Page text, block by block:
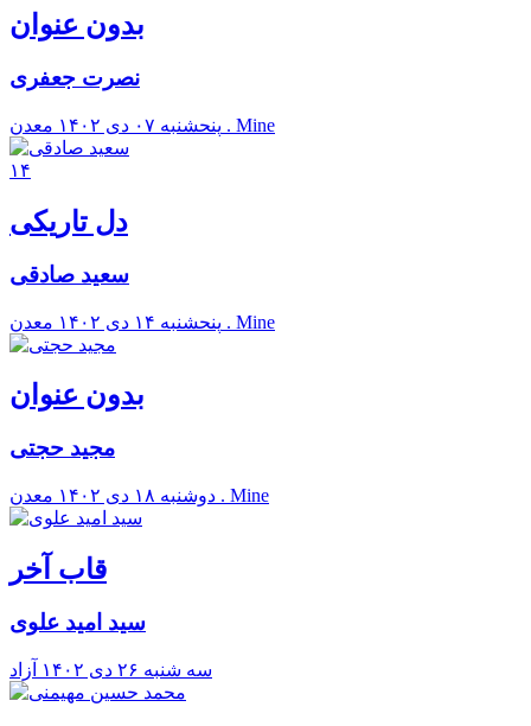
بدون عنوان
نصرت جعفری
پنحشنبه ۰۷ دی ۱۴۰۲ معدن . Mine
۱۴
دل تاریکی
سعید صادقی
پنحشنبه ۱۴ دی ۱۴۰۲ معدن . Mine
بدون عنوان
مجید حجتی
دوشنبه ۱۸ دی ۱۴۰۲ معدن . Mine
قاب آخر
سید امید علوی
سه شنبه ۲۶ دی ۱۴۰۲ آزاد